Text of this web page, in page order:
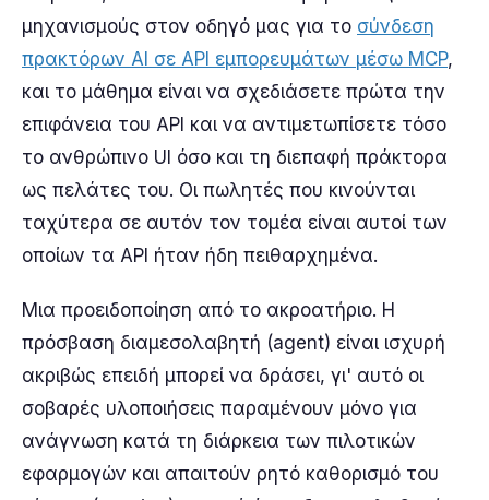
μηχανισμούς στον οδηγό μας για το σύνδεση
πρακτόρων AI σε API εμπορευμάτων μέσω MCP,
και το μάθημα είναι να σχεδιάσετε πρώτα την
επιφάνεια του API και να αντιμετωπίσετε τόσο
το ανθρώπινο UI όσο και τη διεπαφή πράκτορα
ως πελάτες του. Οι πωλητές που κινούνται
ταχύτερα σε αυτόν τον τομέα είναι αυτοί των
οποίων τα API ήταν ήδη πειθαρχημένα.
Μια προειδοποίηση από το ακροατήριο. Η
πρόσβαση διαμεσολαβητή (agent) είναι ισχυρή
ακριβώς επειδή μπορεί να δράσει, γι' αυτό οι
σοβαρές υλοποιήσεις παραμένουν μόνο για
ανάγνωση κατά τη διάρκεια των πιλοτικών
εφαρμογών και απαιτούν ρητό καθορισμό του